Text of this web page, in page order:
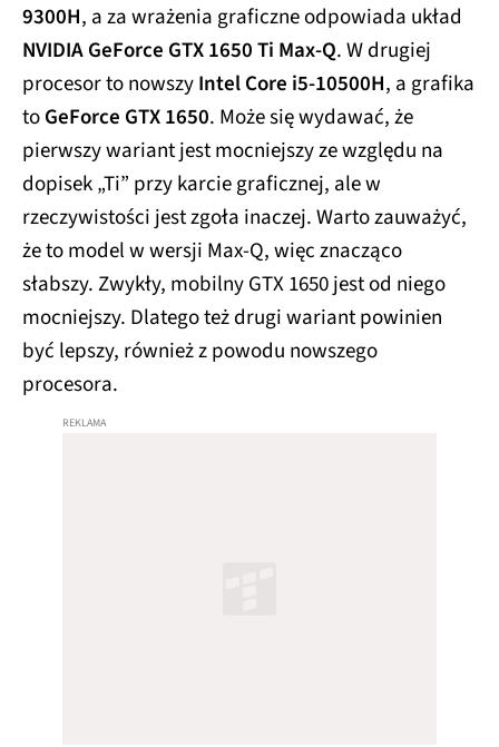
9300H, a za wrażenia graficzne odpowiada układ
NVIDIA GeForce GTX 1650 Ti Max-Q. W drugiej
procesor to nowszyIntel Core i5-10500H, a grafika
toGeForce GTX 1650. Może się wydawać, że
pierwszy wariant jest mocniejszy ze względu na
dopisek „Ti” przy karcie graficznej, ale w
rzeczywistości jest zgoła inaczej. Warto zauważyć,
że to model w wersji Max-Q, więc znacząco
słabszy. Zwykły, mobilny GTX 1650 jest od niego
mocniejszy. Dlatego też drugi wariant powinien
być lepszy, również z powodu nowszego
procesora.